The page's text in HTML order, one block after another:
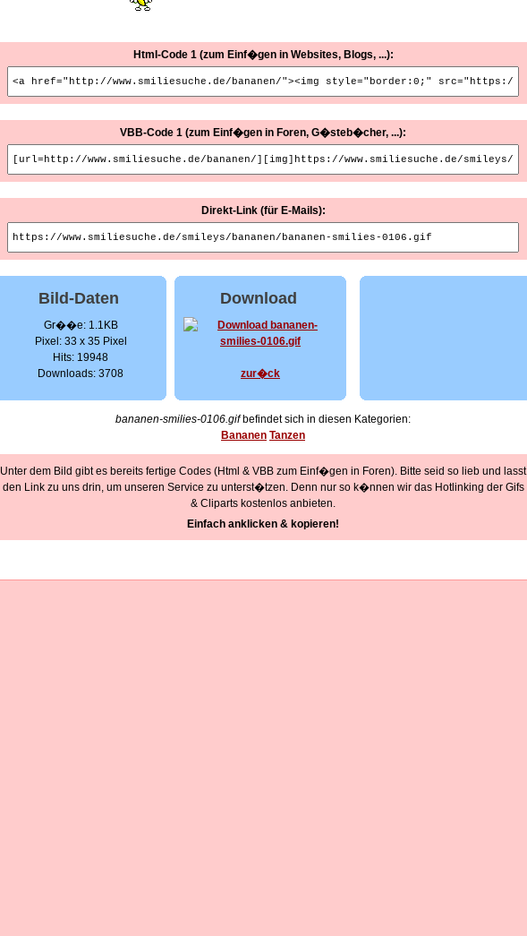
Html-Code 1 (zum Einf�gen in Websites, Blogs, ...):
VBB-Code 1 (zum Einf�gen in Foren, G�steb�cher, ...):
Direkt-Link (für E-Mails):
Bild-Daten
Gr��e: 1.1KB
Pixel: 33 x 35 Pixel
Hits: 19948
Downloads: 3708
Download
zur�ck
bananen-smilies-0106.gifbefindet sich in diesen Kategorien:
Bananen Tanzen
Unter dem Bild gibt es bereits fertige Codes (Html & VBB zum Einf�gen in Foren). Bitte seid so lieb und lasst
den Link zu uns drin, um unseren Service zu unterst�tzen. Denn nur so k�nnen wir das Hotlinking der Gifs
& Cliparts kostenlos anbieten.
Einfach anklicken & kopieren!